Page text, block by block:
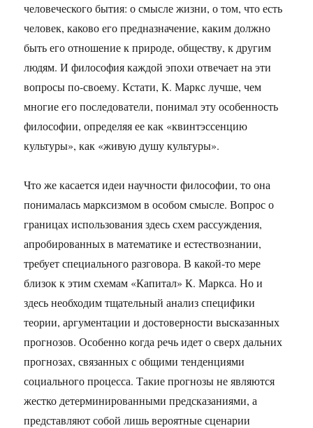
человеческого бытия: о смысле жизни, о том, что есть
человек, каково его предназначение, каким должно
быть его отношение к природе, обществу, к другим
людям. И философия каждой эпохи отвечает на эти
вопросы по-своему. Кстати, К. Маркс лучше, чем
многие его последователи, понимал эту особенность
философии, определяя ее как «квинтэссенцию
культуры», как «живую душу культуры».
Что же касается идеи научности философии, то она
понималась марксизмом в особом смысле. Вопрос о
границах использования здесь схем рассуждения,
апробированных в математике и естествознании,
требует специального разговора. В какой-то мере
близок к этим схемам «Капитал» К. Маркса. Но и
здесь необходим тщательный анализ специфики
теории, аргументации и достоверности высказанных
прогнозов. Особенно когда речь идет о сверх дальних
прогнозах, связанных с общими тенденциями
социального процесса. Такие прогнозы не являются
жестко детерминированными предсказаниями, а
представляют собой лишь вероятные сценарии